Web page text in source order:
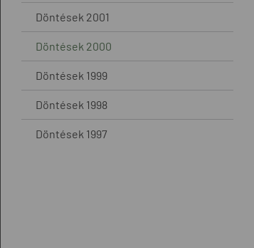
Döntések 2001
Döntések 2000
Döntések 1999
Döntések 1998
Döntések 1997